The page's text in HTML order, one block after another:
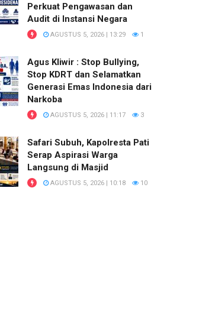
Perkuat Pengawasan dan
Audit di Instansi Negara
AGUSTUS 5, 2026 | 13:29 1
Agus Kliwir : Stop Bullying,
Stop KDRT dan Selamatkan
Generasi Emas Indonesia dari
Narkoba
AGUSTUS 5, 2026 | 11:17 3
Safari Subuh, Kapolresta Pati
Serap Aspirasi Warga
Langsung di Masjid
AGUSTUS 5, 2026 | 10:18 10